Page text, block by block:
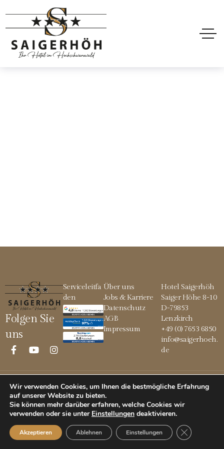
Folgen Sie
uns
Serviceleitfa
den
Über uns
Jobs & Karriere
Datenschutz
AGB
Impressum
Hotel Saigerhöh
Saiger Höhe 8-10
D-79853
Lenzkirch
+49 (0) 7653 6850
info@saigerhoeh.
de
© 2026 Saigerhöh
Wir verwenden Cookies, um Ihnen die bestmögliche Erfahrung
auf unserer Website zu bieten.
Sie können mehr darüber erfahren, welche Cookies wir
verwenden oder sie unter Einstellungen deaktivieren.
Akzeptieren Ablehnen Einstellungen GDPR